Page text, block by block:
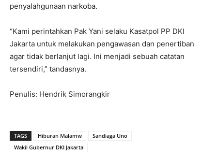
penyalahgunaan narkoba.
“Kami perintahkan Pak Yani selaku Kasatpol PP DKI
Jakarta untuk melakukan pengawasan dan penertiban
agar tidak berlanjut lagi. Ini menjadi sebuah catatan
tersendiri,” tandasnya.
Penulis: Hendrik Simorangkir
TAGS Hiburan Malamw
Sandiaga Uno
Wakil Gubernur DKI Jakarta